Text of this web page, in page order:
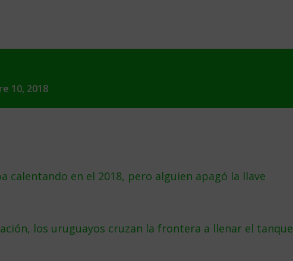
10, 2018
calentando en el 2018, pero alguien apagó la llave
los uruguayos cruzan la frontera a llenar el tanque